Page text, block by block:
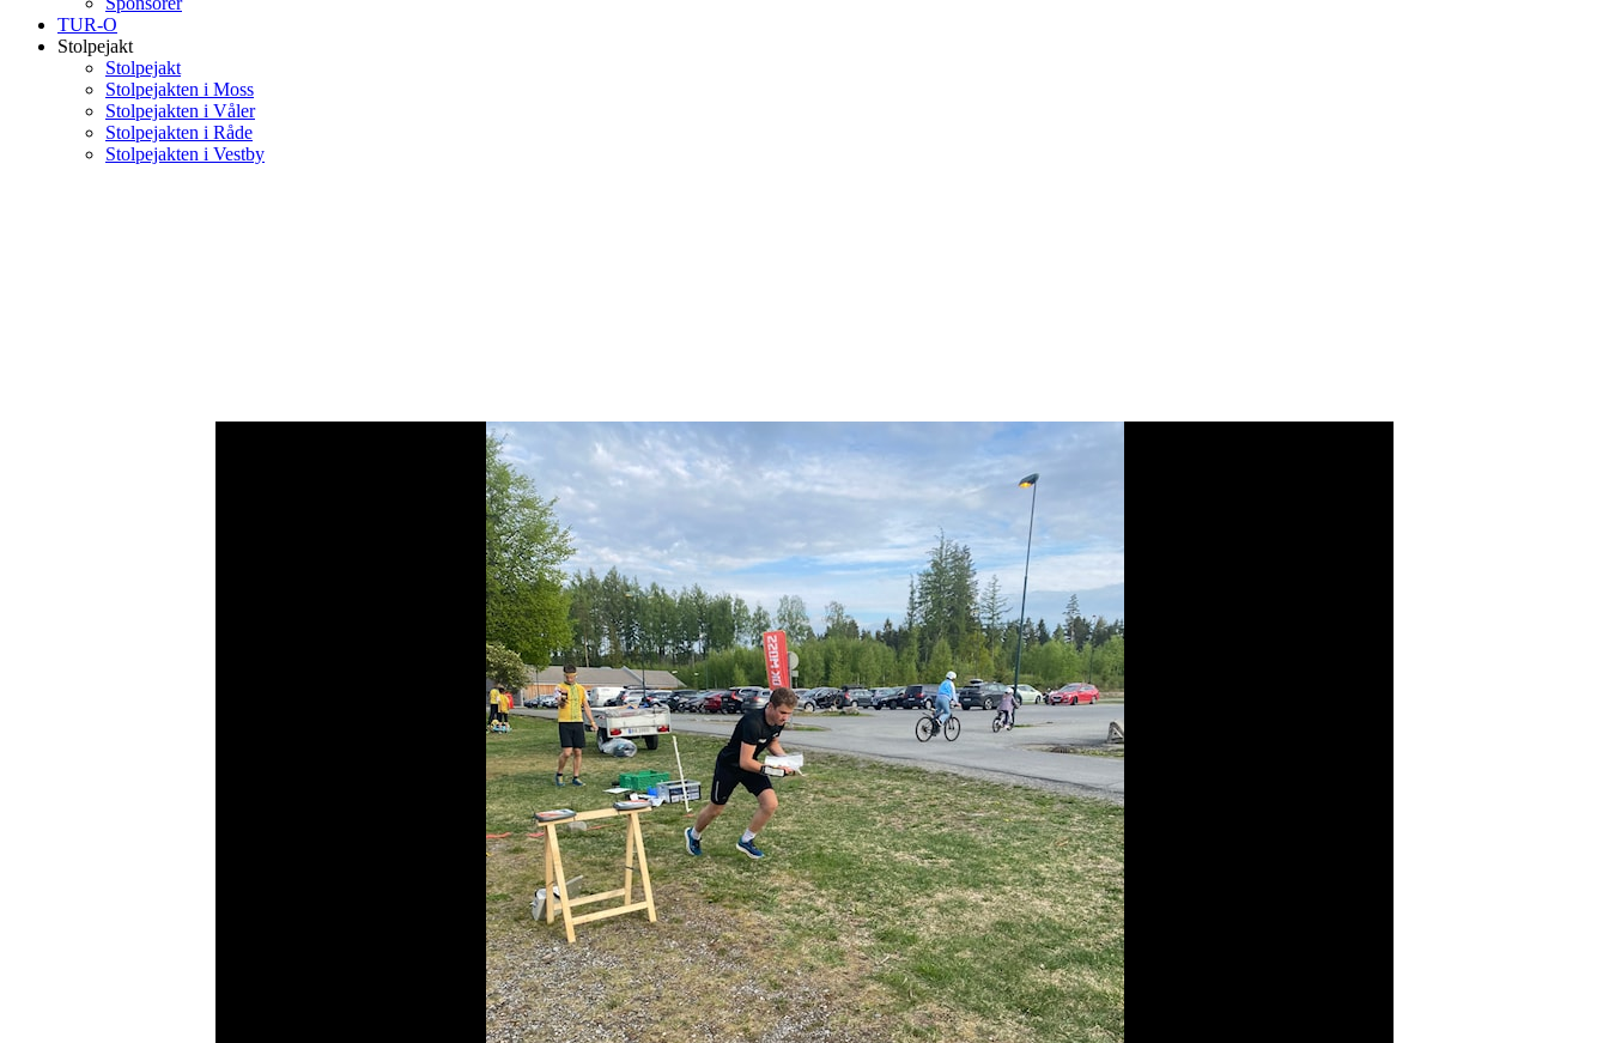
TUR-O
Stolpejakt
Stolpejakt
Stolpejakten i Moss
Stolpejakten i Våler
Stolpejakten i Råde
Stolpejakten i Vestby